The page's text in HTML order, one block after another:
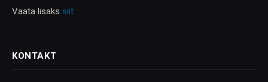
Vaata lisaks siit
KONTAKT